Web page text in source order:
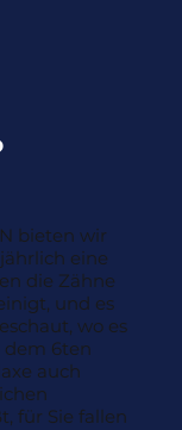
bieten wir
eine
die Zähne
und es
wo es
dem 6ten
auch
für Sie fallen